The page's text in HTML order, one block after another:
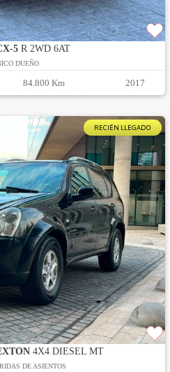
5 R 2WD 6AT
DUEÑO
84.800 Km 2017
RECIÉN LLEGADO
4X4 DIESEL MT
DE ASIENTOS